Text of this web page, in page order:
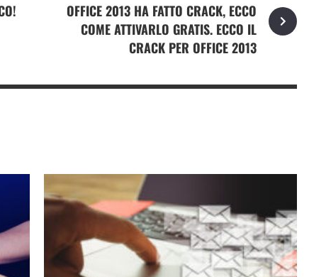
OFFICE 2013 HA FATTO CRACK, ECCO
COME ATTIVARLO GRATIS. ECCO IL
CRACK PER OFFICE 2013